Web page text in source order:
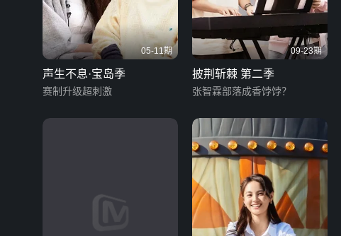
05-11期
声生不息·宝岛季
赛制升级超刺激
09-23期
披荆斩棘 第二季
张智霖部落成香饽饽？